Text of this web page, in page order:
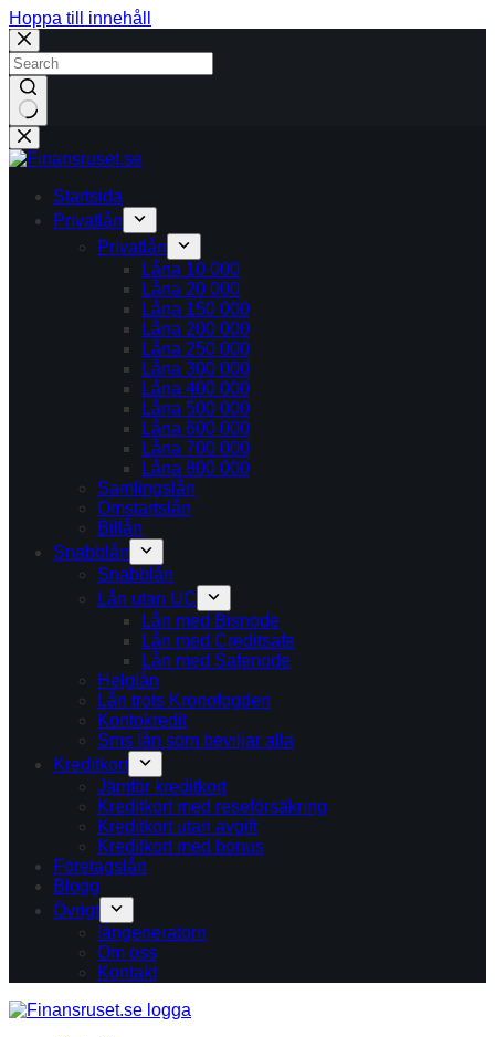
Hoppa till innehåll
Inga
resultat
Startsida
Privatlån
Privatlån
Låna 10 000
Låna 20 000
Låna 150 000
Låna 200 000
Låna 250 000
Låna 300 000
Låna 400 000
Låna 500 000
Låna 600 000
Låna 700 000
Låna 800 000
Samlingslån
Omstartslån
Billån
Snabblån
Snabblån
Lån utan UC
Lån med Bisnode
Lån med Creditsafe
Lån med Safenode
Helglån
Lån trots Kronofogden
Kontokredit
Sms lån som beviljar alla
Kreditkort
Jämför kreditkort
Kreditkort med reseförsäkring
Kreditkort utan avgift
Kreditkort med bonus
Företagslån
Blogg
Övrigt
långeneratorn
Om oss
Kontakt